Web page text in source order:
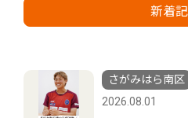
新着
さがみはら南区
2026.08.01